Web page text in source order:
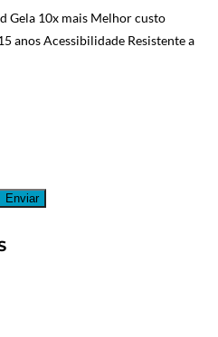
Gela 10x mais Melhor custo
anos Acessibilidade Resistente a
Enviar